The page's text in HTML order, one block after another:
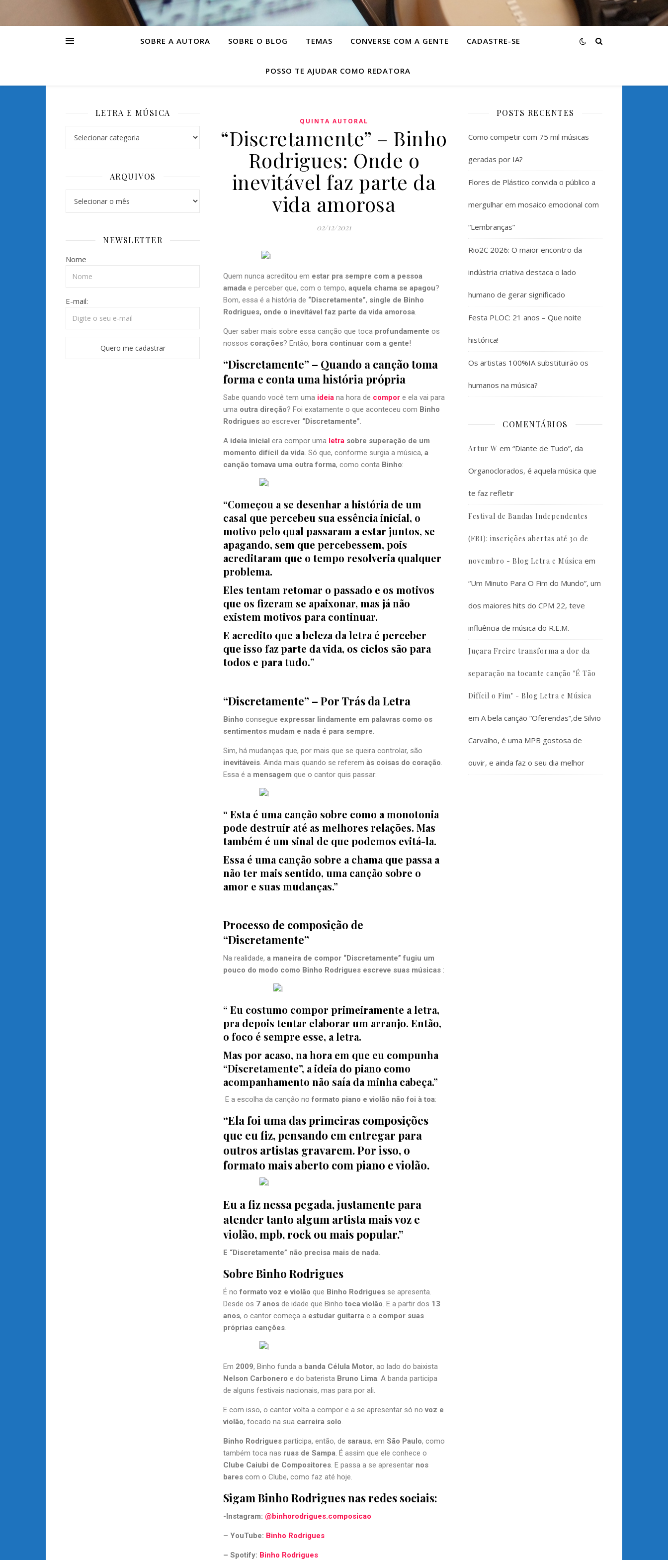
SOBRE A AUTORA SOBRE O BLOG TEMAS CONVERSE COM A GENTE CADASTRE-SE
POSSO TE AJUDAR COMO REDATORA
LETRA E MÚSICA
ARQUIVOS
NEWSLETTER
Nome
E-mail:
QUINTA AUTORAL
“Discretamente” – Binho
Rodrigues: Onde o
inevitável faz parte da
vida amorosa
02/12/2021
Quem nunca acreditou em estar pra sempre com a pessoa
amada e perceber que, com o tempo, aquela chama se apagou?
Bom, essa é a história de “Discretamente”, single de Binho
Rodrigues, onde o inevitável faz parte da vida amorosa.
Quer saber mais sobre essa canção que toca profundamente os
nossos corações? Então, bora continuar com a gente!
“Discretamente” – Quando a canção toma
forma e conta uma história própria
Sabe quando você tem uma ideia na hora de compor e ela vai para
uma outra direção? Foi exatamente o que aconteceu com Binho
Rodrigues ao escrever “Discretamente”.
A ideia inicial era compor uma letra sobre superação de um
momento difícil da vida. Só que, conforme surgia a música, a
canção tomava uma outra forma, como conta Binho:
“Começou a se desenhar a história de um
casal que percebeu sua essência inicial, o
motivo pelo qual passaram a estar juntos, se
apagando, sem que percebessem, pois
acreditaram que o tempo resolveria qualquer
problema.
Eles tentam retomar o passado e os motivos
que os fizeram se apaixonar, mas já não
existem motivos para continuar.
E acredito que a beleza da letra é perceber
que isso faz parte da vida, os ciclos são para
todos e para tudo.”
“Discretamente” – Por Trás da Letra
Binho consegue expressar lindamente em palavras como os
sentimentos mudam e nada é para sempre.
Sim, há mudanças que, por mais que se queira controlar, são
inevitáveis. Ainda mais quando se referem às coisas do coração.
Essa é a mensagem que o cantor quis passar:
“ Esta é uma canção sobre como a monotonia
pode destruir até as melhores relações. Mas
também é um sinal de que podemos evitá-la.
Essa é uma canção sobre a chama que passa a
não ter mais sentido, uma canção sobre o
amor e suas mudanças.”
Processo de composição de
“Discretamente”
Na realidade, a maneira de compor “Discretamente” fugiu um
pouco do modo como Binho Rodrigues escreve suas músicas :
“ Eu costumo compor primeiramente a letra,
pra depois tentar elaborar um arranjo. Então,
o foco é sempre esse, a letra.
Mas por acaso, na hora em que eu compunha
“Discretamente”, a ideia do piano como
acompanhamento não saía da minha cabeça.”
E a escolha da canção noformato piano e violão não foi à toa:
“Ela foi uma das primeiras composições
que eu fiz, pensando em entregar para
outros artistas gravarem. Por isso, o
formato mais aberto com piano e violão.
Eu a fiz nessa pegada, justamente para
atender tanto algum artista mais voz e
violão, mpb, rock ou mais popular.”
E “Discretamente” não precisa mais de nada.
Sobre Binho Rodrigues
É noformato voz e violão que Binho Rodrigues se apresenta.
Desde os 7 anos de idade que Binho toca violão. E a partir dos 13
anos, o cantor começa a estudar guitarra e a compor suas
próprias canções.
Em 2009, Binho funda a banda Célula Motor, ao lado do baixista
Nelson Carbonero e do baterista Bruno Lima. A banda participa
de alguns festivais nacionais, mas para por ali.
E com isso, o cantor volta a compor e a se apresentar só novoz e
violão, focado na sua carreira solo.
Binho Rodrigues participa, então, de saraus, em São Paulo, como
também toca nas ruas de Sampa. É assim que ele conhece o
Clube Caiubi de Compositores. E passa a se apresentar nos
bares com o Clube, como faz até hoje.
Sigam Binho Rodrigues nas redes sociais:
-Instagram: @binhorodrigues.composicao
– YouTube: Binho Rodrigues
– Spotify: Binho Rodrigues
POSTS RECENTES
Como competir com 75 mil músicas
geradas por IA?
Flores de Plástico convida o público a
mergulhar em mosaico emocional com
“Lembranças”
Rio2C 2026: O maior encontro da
indústria criativa destaca o lado
humano de gerar significado
Festa PLOC: 21 anos – Que noite
histórica!
Os artistas 100%IA substituirão os
humanos na música?
COMENTÁRIOS
Artur W em “Diante de Tudo”, da
Organoclorados, é aquela música que
te faz refletir
Festival de Bandas Independentes
(FBI): inscrições abertas até 30 de
novembro - Blog Letra e Música em
“Um Minuto Para O Fim do Mundo”, um
dos maiores hits do CPM 22, teve
influência de música do R.E.M.
Juçara Freire transforma a dor da
separação na tocante canção "É Tão
Difícil o Fim" - Blog Letra e Música
em A bela canção “Oferendas”,de Silvio
Carvalho, é uma MPB gostosa de
ouvir, e ainda faz o seu dia melhor